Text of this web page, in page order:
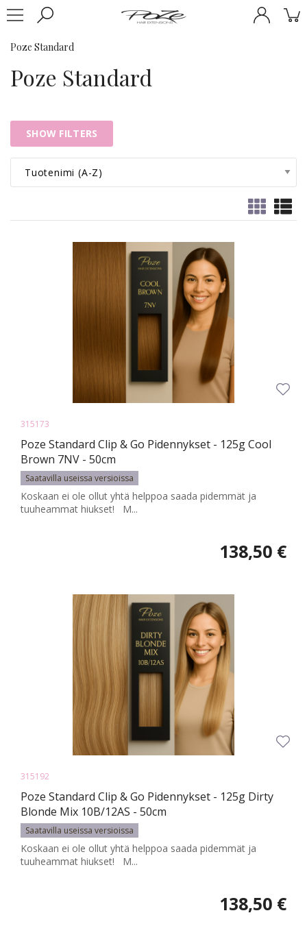
Poze Standard
Poze Standard
SHOW FILTERS
315173
Poze Standard Clip & Go Pidennykset - 125g Cool
Brown 7NV - 50cm
Saatavilla useissa versioissa
Koskaan ei ole ollut yhtä helppoa saada pidemmät ja
tuuheammat hiukset! M...
138,50 €
315192
Poze Standard Clip & Go Pidennykset - 125g Dirty
Blonde Mix 10B/12AS - 50cm
Saatavilla useissa versioissa
Koskaan ei ole ollut yhtä helppoa saada pidemmät ja
tuuheammat hiukset! M...
138,50 €